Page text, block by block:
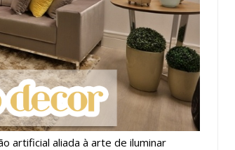
artificial aliada à arte de iluminar